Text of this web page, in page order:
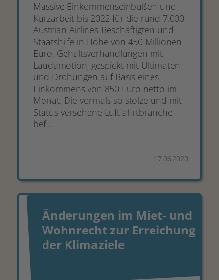
Massive Einkommenseinbußen und
Kurzarbeit bis 2022 für die rund 7.000
Austrian-Airlines-Beschäftigten und
Staatshilfe in Höhe von 450 Millionen
Euro, Gehaltsverhandlungen mit
Laudamotion, gespickt mit Ultimaten
und Drohungen auf Basis eines
Einkommens von 850 Euro netto im
Monat: Die vormals so stolze und mit
Status versehene Luftfahrtbranche
befi...
17.06.2020
Änderungen im Miet- und
Wohnrecht zur Erreichung
der Klimaziele